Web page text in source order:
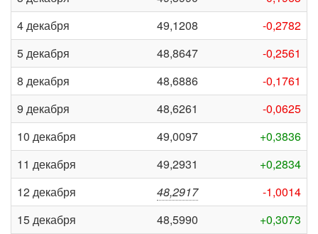
4 декабря
49,1208
-0,2782
5 декабря
48,8647
-0,2561
8 декабря
48,6886
-0,1761
9 декабря
48,6261
-0,0625
10 декабря
49,0097
+0,3836
11 декабря
49,2931
+0,2834
12 декабря
48,2917
-1,0014
15 декабря
48,5990
+0,3073